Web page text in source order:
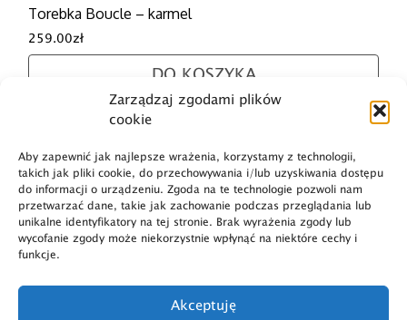
Zarządzaj zgodami plików
cookie
Aby zapewnić jak najlepsze wrażenia, korzystamy z technologii,
takich jak pliki cookie, do przechowywania i/lub uzyskiwania dostępu
do informacji o urządzeniu. Zgoda na te technologie pozwoli nam
przetwarzać dane, takie jak zachowanie podczas przeglądania lub
unikalne identyfikatory na tej stronie. Brak wyrażenia zgody lub
wycofanie zgody może niekorzystnie wpłynąć na niektóre cechy i
funkcje.
Akceptuję
Torebka Boucle – karmel
259.00zł
DO KOSZYKA
Dostawa i płatność
Polityka prywatności
Regulamin